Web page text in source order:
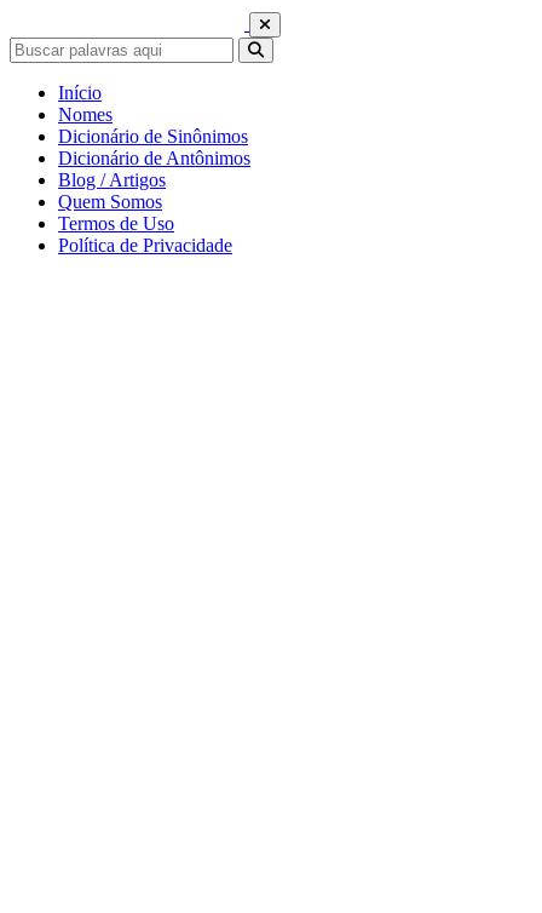
Início
Nomes
Dicionário de Sinônimos
Dicionário de Antônimos
Blog / Artigos
Quem Somos
Termos de Uso
Política de Privacidade